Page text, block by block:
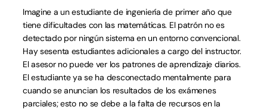
Imagine a un estudiante de ingeniería de primer año que
tiene dificultades con las matemáticas. El patrón no es
detectado por ningún sistema en un entorno convencional.
Hay sesenta estudiantes adicionales a cargo del instructor.
El asesor no puede ver los patrones de aprendizaje diarios.
El estudiante ya se ha desconectado mentalmente para
cuando se anuncian los resultados de los exámenes
parciales; esto no se debe a la falta de recursos en la